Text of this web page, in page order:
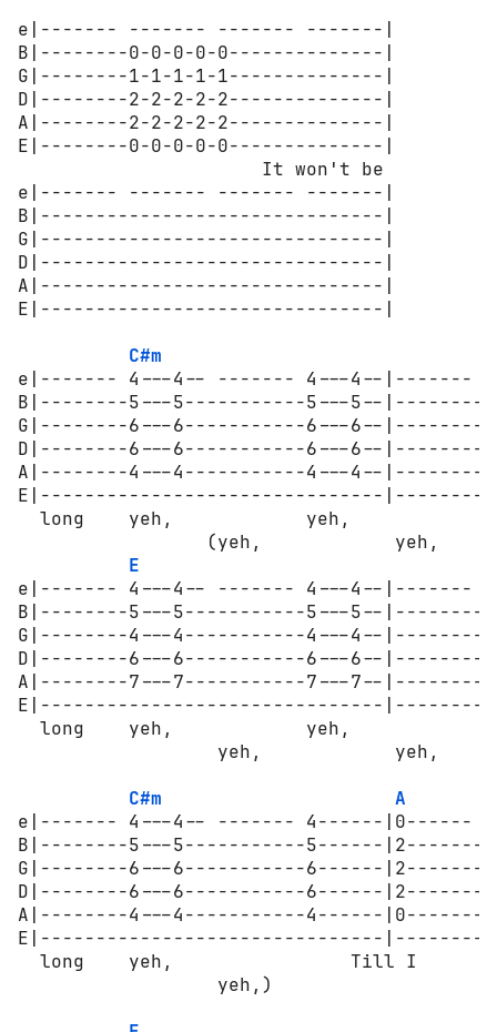
e|------- ------- ------- -------|
B|--------0-0-0-0-0--------------|
G|--------1-1-1-1-1--------------|
D|--------2-2-2-2-2--------------|
A|--------2-2-2-2-2--------------|
E|--------0-0-0-0-0--------------|
                      It won't be
e|------- ------- ------- -------|
B|-------------------------------|
G|-------------------------------|
D|-------------------------------|
A|-------------------------------|
E|-------------------------------|
C#m
e|------- 4---4-- ------- 4---4--|-------
B|--------5---5-----------5---5--|--------
G|--------6---6-----------6---6--|--------
D|--------6---6-----------6---6--|--------
A|--------4---4-----------4---4--|--------
E|-------------------------------
long    yeh,            yeh,
(yeh,            yeh,
E
e|------- 4---4-- ------- 4---4--|-------
B|--------5---5-----------5---5--|--------
G|--------4---4-----------4---4--|--------
D|--------6---6-----------6---6--|--------
A|--------7---7-----------7---7--|--------
E|-------------------------------
long    yeh,            yeh,
yeh,            yeh,
C#m
A
e|------- 4---4-- ------- 4------|0------
B|--------5---5-----------5------
G|--------6---6-----------6------
D|--------6---6-----------6------
A|--------4---4-----------4------
E|-------------------------------
long    yeh,                Till
                  yeh,)